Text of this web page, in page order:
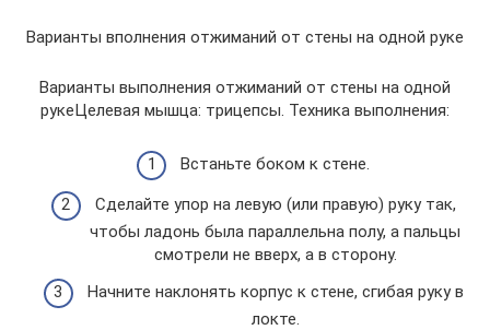
Варианты вполнения отжиманий от стены на одной руке
Варианты выполнения отжиманий от стены на одной
рукеЦелевая мышца: трицепсы. Техника выполнения:
Встаньте боком к стене.
Сделайте упор на левую (или правую) руку так,
чтобы ладонь была параллельна полу, а пальцы
смотрели не вверх, а в сторону.
Начните наклонять корпус к стене, сгибая руку в
локте.